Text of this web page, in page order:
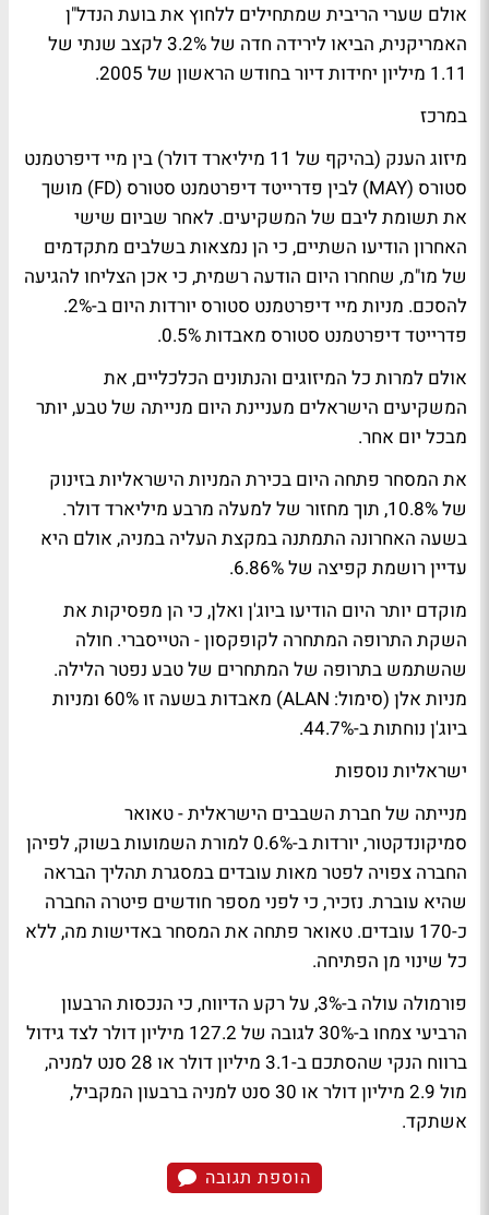
אולם שערי הריבית שמתחילים ללחוץ את בועת הנדל"ן
האמריקנית, הביאו לירידה חדה של 3.2% לקצב שנתי של
1.11 מיליון יחידות דיור בחודש הראשון של 2005.
במרכז
מיזוג הענק (בהיקף של 11 מיליארד דולר) בין מיי דיפרטמנט
סטורס (MAY) לבין פדרייטד דיפרטמנט סטורס (FD) מושך
את תשומת ליבם של המשקיעים. לאחר שביום שישי
האחרון הודיעו השתיים, כי הן נמצאות בשלבים מתקדמים
של מו"מ, שחחרו היום הודעה רשמית, כי אכן הצליחו להגיעה
להסכם. מניות מיי דיפרטמנט סטורס יורדות היום ב-2%.
פדרייטד דיפרטמנט סטורס מאבדות 0.5%.
אולם למרות כל המיזוגים והנתונים הכלכליים, את
המשקיעים הישראלים מעניינת היום מנייתה של טבע, יותר
מבכל יום אחר.
את המסחר פתחה היום בכירת המניות הישראליות בזינוק
של 10.8%, תוך מחזור של למעלה מרבע מיליארד דולר.
בשעה האחרונה התמתנה במקצת העליה במניה, אולם היא
עדיין רושמת קפיצה של 6.86%.
מוקדם יותר היום הודיעו ביוג'ן ואלן, כי הן מפסיקות את
השקת התרופה המתחרה לקופקסון - הטייסברי. חולה
שהשתמש בתרופה של המתחרים של טבע נפטר הלילה.
מניות אלן (סימול: ALAN) מאבדות בשעה זו 60% ומניות
ביוג'ן נוחתות ב-44.7%.
ישראליות נוספות
מנייתה של חברת השבבים הישראלית - טאואר
סמיקונדקטור, יורדות ב-0.6% למורת השמועות בשוק, לפיהן
החברה צפויה לפטר מאות עובדים במסגרת תהליך הבראה
שהיא עוברת. נזכיר, כי לפני מספר חודשים פיטרה החברה
כ-170 עובדים. טאואר פתחה את המסחר באדישות מה, ללא
כל שינוי מן הפתיחה.
פורמולה עולה ב-3%, על רקע הדיווח, כי הנכסות הרבעון
הרביעי צמחו ב-30% לגובה של 127.2 מיליון דולר לצד גידול
ברווח הנקי שהסתכם ב-3.1 מיליון דולר או 28 סנט למניה,
מול 2.9 מיליון דולר או 30 סנט למניה ברבעון המקביל,
אשתקד.
הוספת תגובה